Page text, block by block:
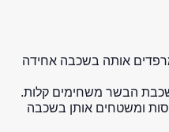
אותה בשכבה אחידה
הבשר משחימים קלות.
ומשטחים אותן בשכבה